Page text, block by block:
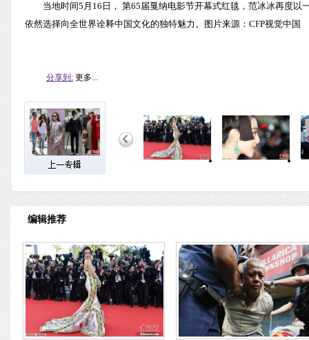
当地时间5月16日， 第65届戛纳电影节开幕式红毯，范冰冰再度以
依然选择向全世界诠释中国文化的独特魅力。图片来源：CFP视觉中国
分享到: 更多...
编辑推荐